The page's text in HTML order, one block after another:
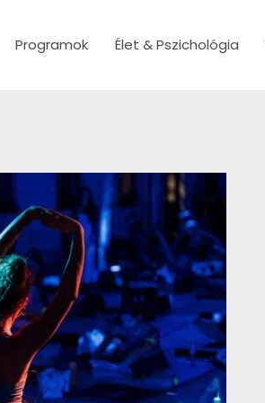
Programok Élet & Pszichológia